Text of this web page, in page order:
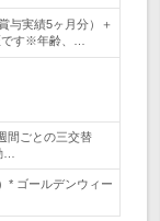
与実績5ヶ月分）＋
す※年齢、…
間ごとの三交替
…
* ゴールデンウィー